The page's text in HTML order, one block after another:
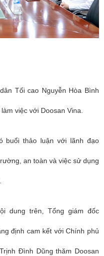
Tối cao Nguyễn Hòa Bình
việc với Doosan Vina.
buổi thảo luận với lãnh đạo
an toàn và việc sử dụng
dung trên, Tổng giám đốc
định cam kết với Chính phủ
Đình Dũng thăm Doosan